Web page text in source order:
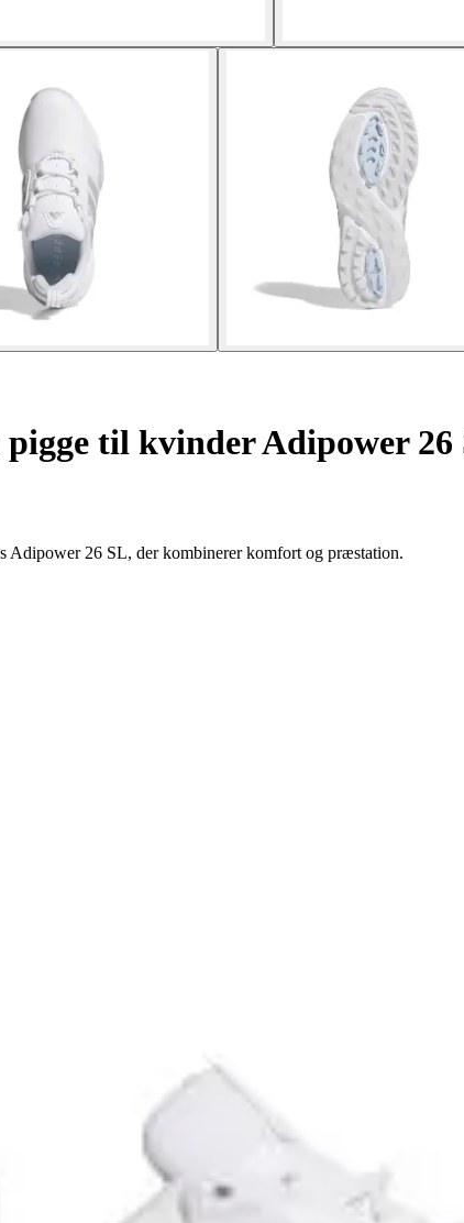
pigge til kvinder Adipower 26
Adipower 26 SL, der kombinerer komfort og præstation.